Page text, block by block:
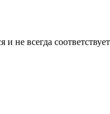
не всегда